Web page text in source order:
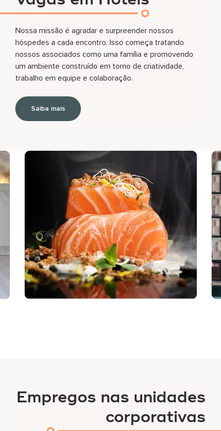
Nossa missão é agradar e surpreender nossos
hóspedes a cada encontro. Isso começa tratando
nossos associados como uma família e promovendo
um ambiente construído em torno de criatividade,
trabalho em equipe e colaboração.
Saiba mais
Empregos nas unidades
corporativas